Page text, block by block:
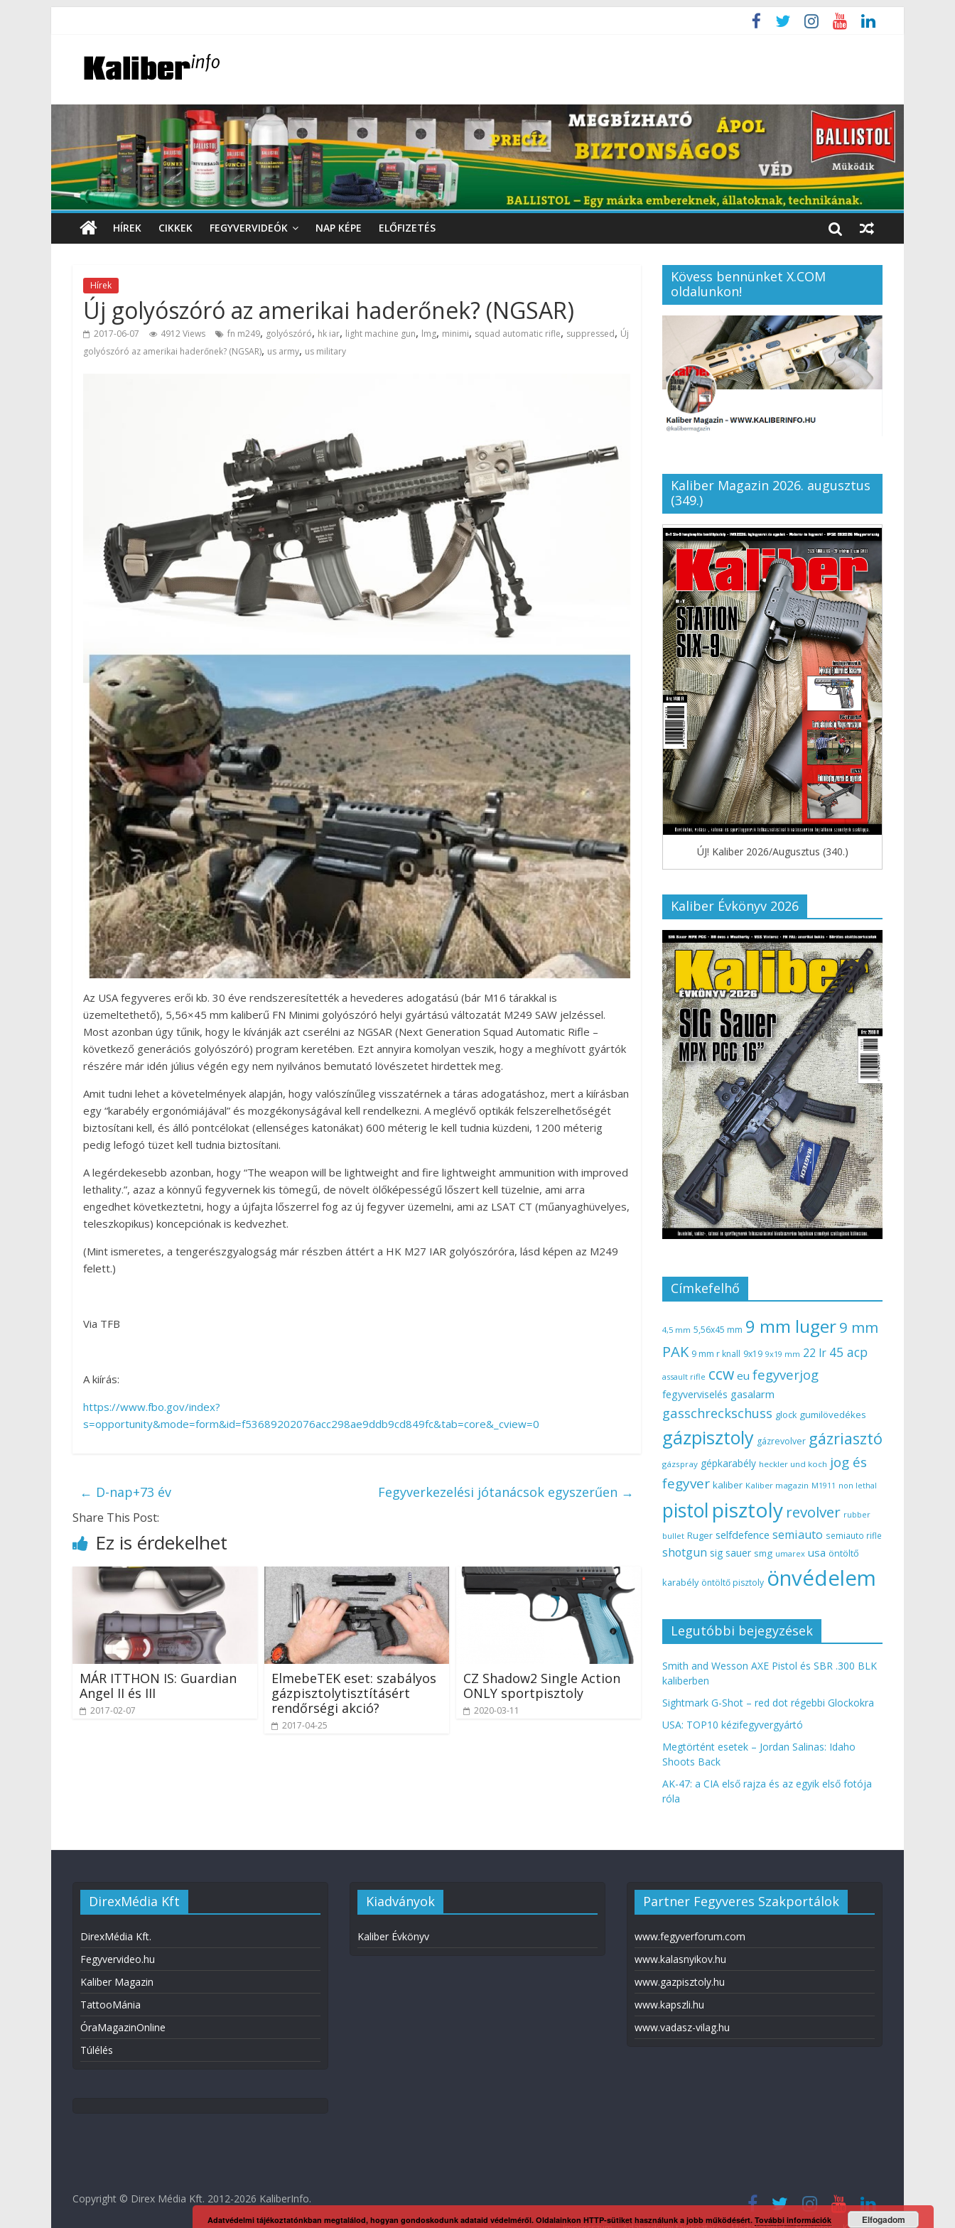
HÍREK CIKKEK FEGYVERVIDEÓK NAP KÉPE ELŐFIZETÉS
Hírek
Új golyószóró az amerikai haderőnek? (NGSAR)
2017-06-07 4912 Views fn m249, golyószóró, hk iar, light machine gun, lmg, minimi, squad automatic rifle, suppressed, Új
golyószóró az amerikai haderőnek? (NGSAR), us army, us military
Az USA fegyveres erői kb. 30 éve rendszeresítették a hevederes adogatású (bár M16 tárakkal is
üzemeltethető), 5,56×45 mm kaliberű FN Minimi golyószóró helyi gyártású változatát M249 SAW jelzéssel.
Most azonban úgy tűnik, hogy le kívánják azt cserélni az NGSAR (Next Generation Squad Automatic Rifle –
következő generációs golyószóró) program keretében. Ezt annyira komolyan veszik, hogy a meghívott gyártók
részére már idén július végén egy nem nyilvános bemutató lövészetet hirdettek meg.
Amit tudni lehet a követelmények alapján, hogy valószínűleg visszatérnek a táras adogatáshoz, mert a kiírásban
egy “karabély ergonómiájával” és mozgékonyságával kell rendelkezni. A meglévő optikák felszerelhetőségét
biztosítani kell, és álló pontcélokat (ellenséges katonákat) 600 méterig le kell tudnia küzdeni, 1200 méterig
pedig lefogó tüzet kell tudnia biztosítani.
A legérdekesebb azonban, hogy “The weapon will be lightweight and fire lightweight ammunition with improved
lethality.”, azaz a könnyű fegyvernek kis tömegű, de növelt ölőképességű lőszert kell tüzelnie, ami arra
engedhet következtetni, hogy a újfajta lőszerrel fog az új fegyver üzemelni, ami az LSAT CT (műanyaghüvelyes,
teleszkopikus) koncepciónak is kedvezhet.
(Mint ismeretes, a tengerészgyalogság már részben áttért a HK M27 IAR golyószóróra, lásd képen az M249
felett.)
Via TFB
A kiírás:
https://www.fbo.gov/index?
s=opportunity&mode=form&id=f53689202076acc298ae9ddb9cd849fc&tab=core&_cview=0
← D-nap+73 év Fegyverkezelési jótanácsok egyszerűen →
Share This Post:
Ez is érdekelhet
MÁR ITTHON IS: Guardian
Angel II és III
2017-02-07
ElmebeTEK eset: szabályos
gázpisztolytisztításért
rendőrségi akció?
2017-04-25
CZ Shadow2 Single Action
ONLY sportpisztoly
2020-03-11
Kövess bennünket X.COM
oldalunkon!
Kaliber Magazin 2026. augusztus
(349.)
ÚJ! Kaliber 2026/Augusztus (340.)
Kaliber Évkönyv 2026
Címkefelhő
4,5 mm 5,56x45 mm 9 mm luger9 mm
PAK 9 mm r knall 9x19 9x19 mm 22 lr 45 acp
assault rifle ccw eu fegyverjog
fegyverviselés gasalarm
gasschreckschuss glock gumilövedékes
gázpisztoly gázrevolver gázriasztó
gázspray gépkarabély heckler und koch jog és
fegyver kaliber Kaliber magazin M1911 non lethal
pistol pisztoly revolver rubber
bullet Ruger selfdefence semiauto semiauto rifle
shotgun sig sauer smg umarex usa öntöltő
karabély öntöltő pisztoly önvédelem
Legutóbbi bejegyzések
Smith and Wesson AXE Pistol és SBR .300 BLK
kaliberben
Sightmark G-Shot – red dot régebbi Glockokra
USA: TOP10 kézifegyvergyártó
Megtörtént esetek – Jordan Salinas: Idaho
Shoots Back
AK-47: a CIA első rajza és az egyik első fotója
róla
DirexMédia Kft
DirexMédia Kft.
Fegyvervideo.hu
Kaliber Magazin
TattooMánia
ÓraMagazinOnline
Túlélés
Kiadványok
Kaliber Évkönyv
Partner Fegyveres Szakportálok
www.fegyverforum.com
www.kalasnyikov.hu
www.gazpisztoly.hu
www.kapszli.hu
www.vadasz-vilag.hu
Copyright © Direx Média Kft. 2012-2026 KaliberInfo.
Adatvédelmi tájékoztatónkban megtalálod, hogyan gondoskodunk adataid védelméről. Oldalainkon HTTP-sütiket használunk a jobb működésért. További információk Elfogadom